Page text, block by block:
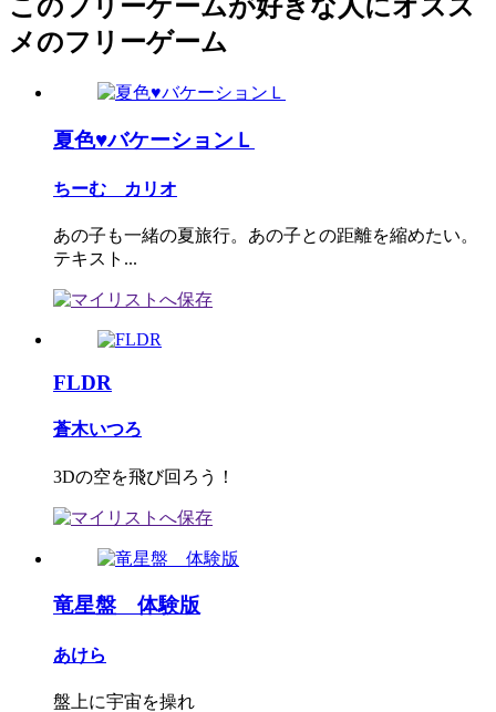
このフリーゲームが好きな人にオスス
メのフリーゲーム
夏色♥バケーションＬ
ちーむ カリオ
あの子も一緒の夏旅行。あの子との距離を縮めたい。
テキスト...
FLDR
蒼木いつろ
3Dの空を飛び回ろう！
竜星盤 体験版
あけら
盤上に宇宙を操れ